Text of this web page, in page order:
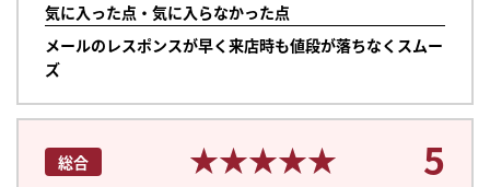
気に入った点・気に入らなかった点
メールのレスポンスが早く来店時も値段が落ちなくスムー
ズ
総合 ★★★★★
★★★★★ 5